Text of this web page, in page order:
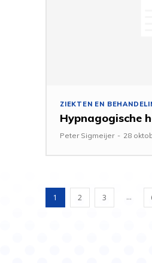
ZIEKTEN EN
Hypnagogische
Peter Sigmeijer - 28
1 2 3 ...